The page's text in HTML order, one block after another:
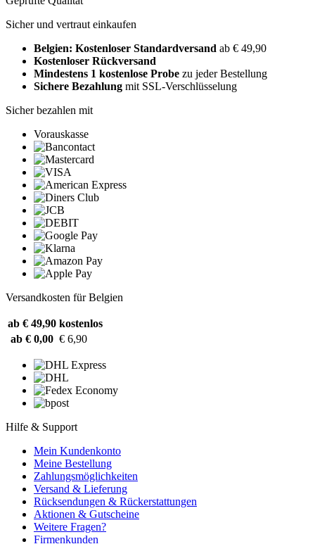
Sicher und vertraut einkaufen
Belgien: Kostenloser Standardversand ab € 49,90
Kostenloser Rückversand
Mindestens 1 kostenlose Probe zu jeder Bestellung
Sichere Bezahlung mit SSL-Verschlüsselung
Sicher bezahlen mit
Vorauskasse
Versandkosten für Belgien
ab € 49,90 kostenlos
ab € 0,00 € 6,90
Hilfe & Support
Mein Kundenkonto
Meine Bestellung
Zahlungsmöglichkeiten
Versand & Lieferung
Rücksendungen & Rückerstattungen
Aktionen & Gutscheine
Weitere Fragen?
Firmenkunden